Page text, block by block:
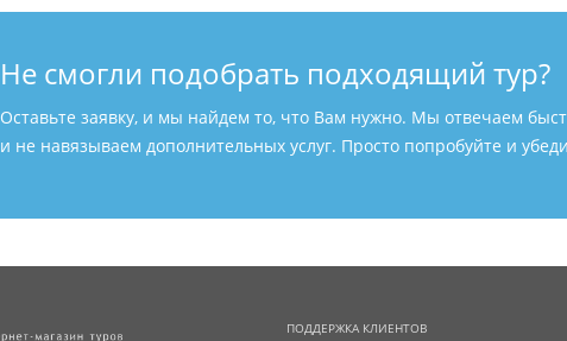
Не смогли подобрать подходящий тур?
Оставьте заявку, и мы найдем то, что Вам нужно. Мы отвечаем
и не навязываем дополнительных услуг. Просто попробуйте и
ПОДДЕРЖКА КЛИЕНТОВ